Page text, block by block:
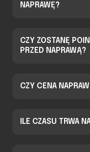
NAPRAWĘ?
CZY ZOSTANĘ
PRZED NAPRAWĄ?
CZY CENA
ILE CZASU TRWA